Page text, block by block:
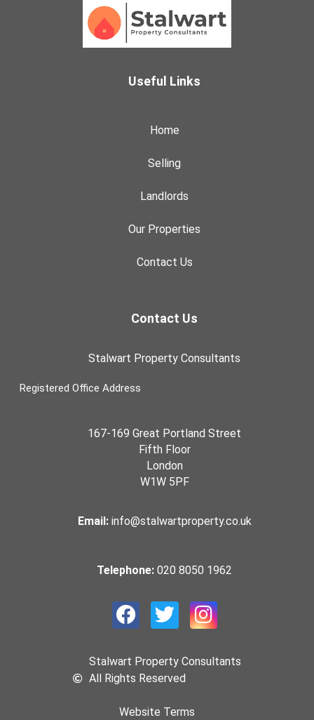
Useful Links
Home
Selling
Landlords
Our Properties
Contact Us
Contact Us
Stalwart Property Consultants
Registered Office Address
167-169 Great Portland Street
Fifth Floor
London
W1W 5PF
Email: info@stalwartproperty.co.uk
Telephone:020 8050 1962
Stalwart Property Consultants
All Rights Reserved
Website Terms